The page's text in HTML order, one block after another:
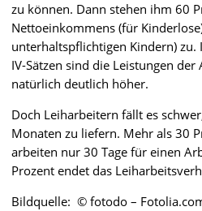
zu können. Dann stehen ihm 60
Nettoeinkommens (für
unterhaltspflichtigen Kindern) zu.
IV-Sätzen sind die Leistungen
natürlich deutlich höher.
Doch Leiharbeitern fällt es
Monaten zu liefern. Mehr als 30
arbeiten nur 30 Tage für einen
Prozent endet das
Bildquelle: © fotodo –